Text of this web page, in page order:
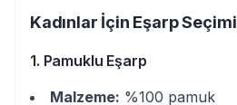
Kadınlar İçin Eşarp Seçimi
1. Pamuklu Eşarp
Malzeme: %100 pamuk